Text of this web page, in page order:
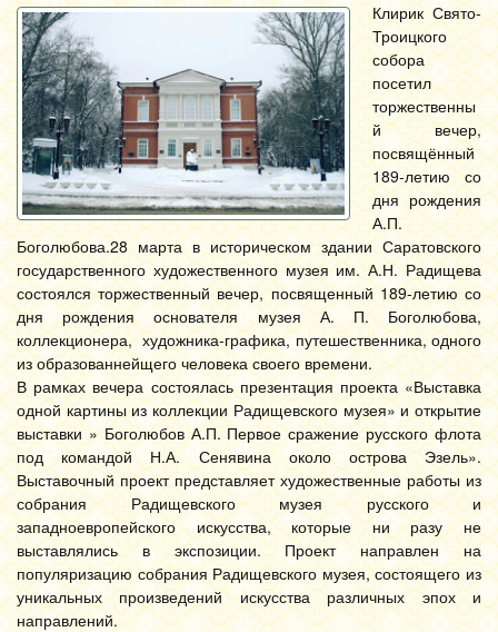
Клирик Свято-
Троицкого
собора
посетил
торжественны
й вечер,
посвящённый
189-летию со
дня рождения
А.П.
Боголюбова.28 марта в историческом здании Саратовского
государственного художественного музея им. А.Н. Радищева
состоялся торжественный вечер, посвященный 189-летию со
дня рождения основателя музея А. П. Боголюбова,
коллекционера, художника-графика, путешественника, одного
из образованнейщего человека своего времени.
В рамках вечера состоялась презентация проекта «Выставка
одной картины из коллекции Радищевского музея» и открытие
выставки » Боголюбов А.П. Первое сражение русского флота
под командой Н.А. Сенявина около острова Эзель».
Выставочный проект представляет художественные работы из
собрания Радищевского музея русского и
западноевропейского искусства, которые ни разу не
выставлялись в экспозиции. Проект направлен на
популяризацию собрания Радищевского музея, состоящего из
уникальных произведений искусства различных эпох и
направлений.